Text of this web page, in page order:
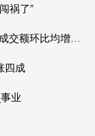
祸了”
同花顺配资 3只中证1000指数ETF成交放量，成交额环比均增加超亿元
四成
业